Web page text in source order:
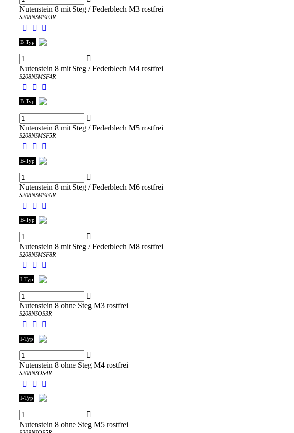
Nutenstein 8 mit Steg / Federblech M3 rostfrei
S208NSMSF3R
Nutenstein 8 mit Steg / Federblech M4 rostfrei
S208NSMSF4R
B-Typ
Nutenstein 8 mit Steg / Federblech M5 rostfrei
S208NSMSF5R
B-Typ
Nutenstein 8 mit Steg / Federblech M6 rostfrei
S208NSMSF6R
B-Typ
Nutenstein 8 mit Steg / Federblech M8 rostfrei
S208NSMSF8R
B-Typ
Nutenstein 8 ohne Steg M3 rostfrei
S208NSOS3R
I-Typ
Nutenstein 8 ohne Steg M4 rostfrei
S208NSOS4R
I-Typ
Nutenstein 8 ohne Steg M5 rostfrei
I-Typ